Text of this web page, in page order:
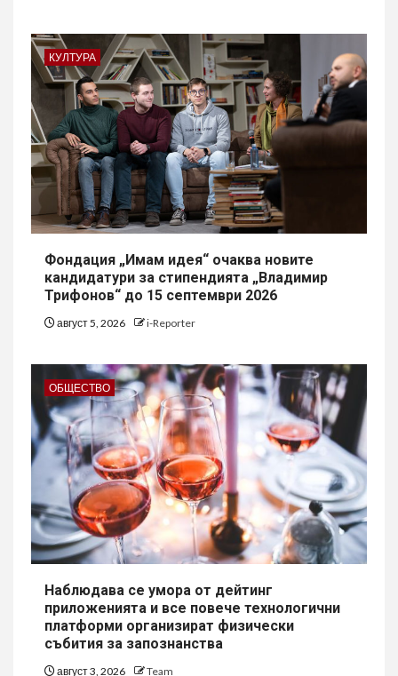
КУЛТУРА
Фондация „Имам идея“ очаква новите
кандидатури за стипендията „Владимир
Трифонов“ до 15 септември 2026
август 5, 2026 i-Reporter
ОБЩЕСТВО
Наблюдава се умора от дейтинг
приложенията и все повече технологични
платформи организират физически
събития за запознанства
август 3, 2026 Team